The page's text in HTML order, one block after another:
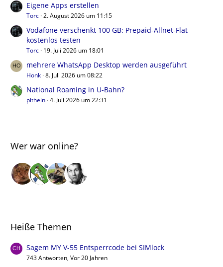
Eigene Apps erstellen
Torc 2. August 2026 um 11:15
Vodafone verschenkt 100 GB: Prepaid-Allnet-Flat
kostenlos testen
Torc 19. Juli 2026 um 18:01
mehrere WhatsApp Desktop werden ausgeführt
Honk 8. Juli 2026 um 08:22
National Roaming in U-Bahn?
pithein 4. Juli 2026 um 22:31
Wer war online?
Heiße Themen
Sagem MY V-55 Entsperrcode bei SIMlock
743 Antworten, Vor 20 Jahren